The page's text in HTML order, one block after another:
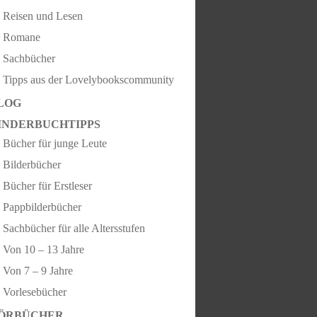
Reisen und Lesen
Romane
Sachbücher
Tipps aus der Lovelybookscommunity
Bücher für junge Leute
Bilderbücher
Bücher für Erstleser
Pappbilderbücher
Sachbücher für alle Altersstufen
Von 10 – 13 Jahre
Von 7 – 9 Jahre
Vorlesebücher